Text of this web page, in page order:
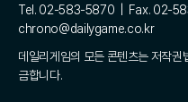
Tel. 02-583-5870 | Fax. 02-
chrono@dailygame.co.kr
데일리게임의 모든 콘텐츠는 저작
금합니다.